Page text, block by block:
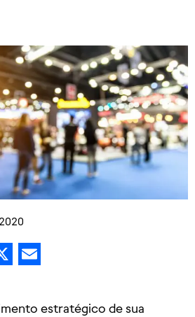
X
estratégico de sua